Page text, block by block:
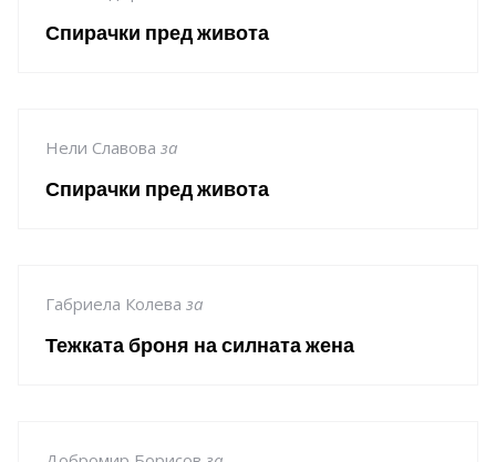
Спирачки пред живота
Нели Славова за
Спирачки пред живота
Габриела Колева за
Тежката броня на силната жена